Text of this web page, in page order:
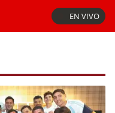
EN VIVO